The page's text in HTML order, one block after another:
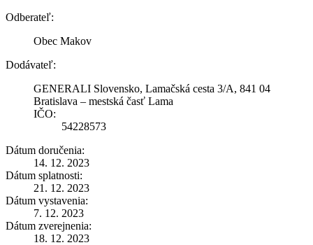
Odberateľ:
Obec Makov
Dodávateľ:
GENERALI Slovensko, Lamačská cesta 3/A, 841 04
Bratislava – mestská časť Lama
IČO:
54228573
Dátum doručenia:
14. 12. 2023
Dátum splatnosti:
21. 12. 2023
Dátum vystavenia:
7. 12. 2023
Dátum zverejnenia:
18. 12. 2023